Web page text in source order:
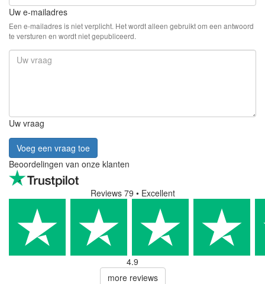
Uw e-mailadres
Een e-mailadres is niet verplicht. Het wordt alleen gebruikt om een antwoord
te versturen en wordt niet gepubliceerd.
Uw vraag
Voeg een vraag toe
Beoordelingen van onze klanten
Reviews 79 • Excellent
4.9
more reviews